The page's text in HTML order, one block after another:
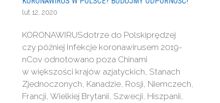
lut 12, 2020
KORONAWIRUSdotrze do Polskiprędzej
czy później Infekcje koronawirusem 2019-
nCov odnotowano poza Chinami
w większości krajów azjatyckich, Stanach
Zjednoczonych, Kanadzie, Rosji, Niemczech,
Francji, Wielkiej Brytanii, Szwecji, Hiszpanii,